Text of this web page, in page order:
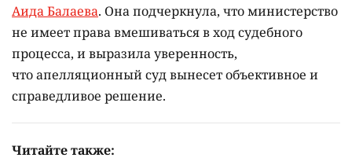
Аида Балаева. Она подчеркнула, что министерство
не имеет права вмешиваться в ход судебного
процесса, и выразила уверенность,
что апелляционный суд вынесет объективное и
справедливое решение.
Читайте также: